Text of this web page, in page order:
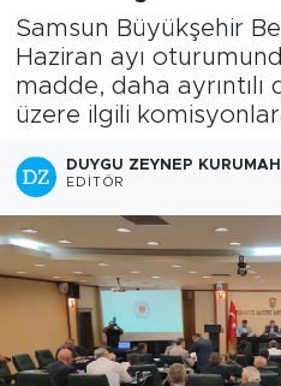
Samsun Büyükşehir
Haziran ayı
madde, daha
üzere ilgili
DUYGU ZEYNEP
EDITÖR
Haber Arşivi